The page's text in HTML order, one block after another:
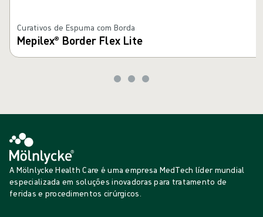
Curativos de Espuma com Borda
Mepilex® Border Flex Lite
A Mölnlycke Health Care é uma empresa MedTech líder mundial
especializada em soluções inovadoras para tratamento de
feridas e procedimentos cirúrgicos.